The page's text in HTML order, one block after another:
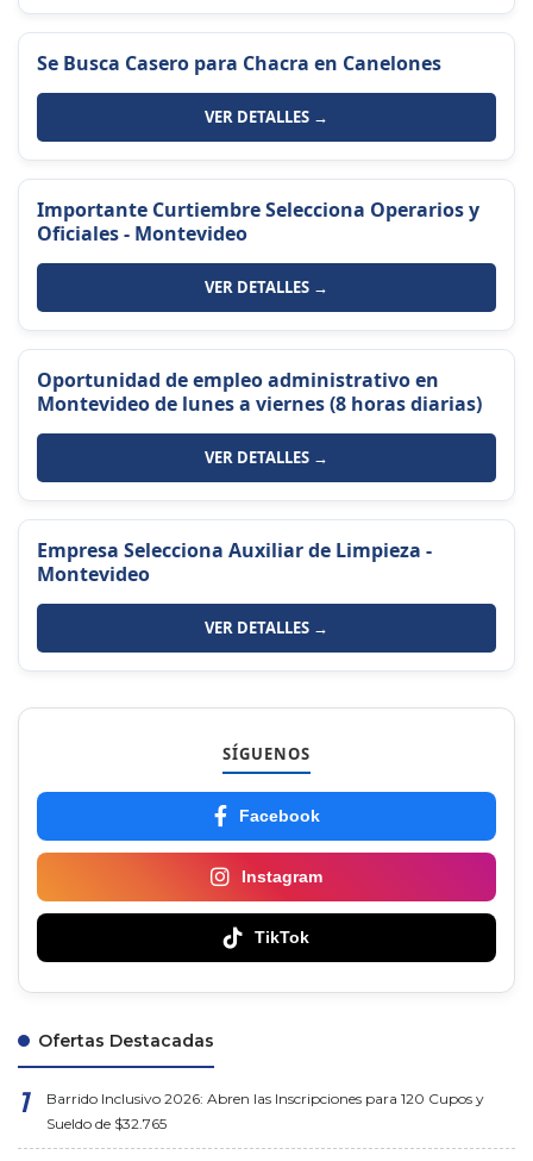
Se Busca Casero para Chacra en Canelones
VER DETALLES →
Importante Curtiembre Selecciona Operarios y
Oficiales - Montevideo
VER DETALLES →
Oportunidad de empleo administrativo en
Montevideo de lunes a viernes (8 horas diarias)
VER DETALLES →
Empresa Selecciona Auxiliar de Limpieza -
Montevideo
VER DETALLES →
SÍGUENOS
Facebook
Instagram
TikTok
Ofertas Destacadas
Barrido Inclusivo 2026: Abren las Inscripciones para 120 Cupos y
Sueldo de $32.765